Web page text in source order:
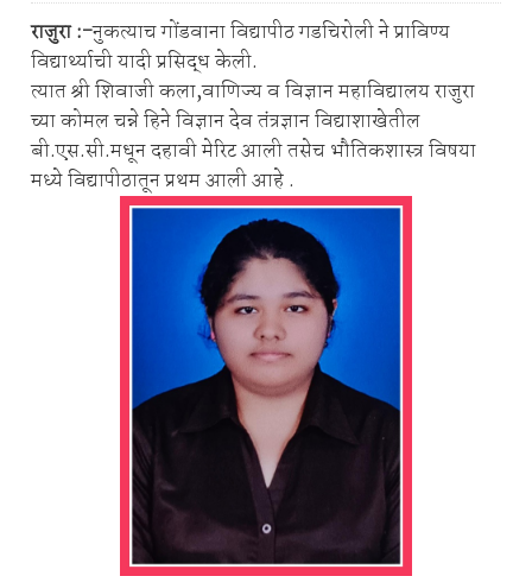
राजुरा :-नुकत्याच गोंडवाना विद्यापीठ गडचिरोली ने प्राविण्य
विद्यार्थ्याची यादी प्रसिद्ध केली.
त्यात श्री शिवाजी कला,वाणिज्य व विज्ञान महाविद्यालय राजुरा
च्या कोमल चन्ने हिने विज्ञान देव तंत्रज्ञान विद्याशाखेतील
बी.एस.सी.मधून दहावी मेरिट आली तसेच भौतिकशास्त्र विषया
मध्ये विद्यापीठातून प्रथम आली आहे .